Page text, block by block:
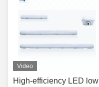
Video
High-efficiency LED low